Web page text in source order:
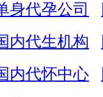
身代孕公司
内代生机构
内代怀中心